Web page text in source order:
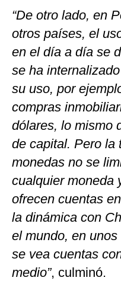
“De otro lado, en
otros países, el
en el día a día se
se ha
su uso, por
compras
dólares, lo mismo
de capital. Pero la
monedas no se
cualquier moneda
ofrecen cuentas
la dinámica con
el mundo, en
se vea cuentas
medio”, culminó.